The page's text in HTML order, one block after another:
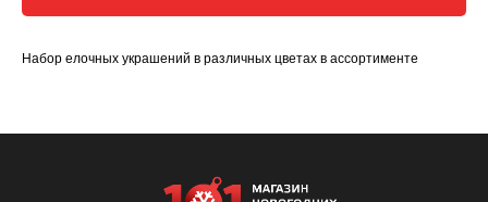
Набор елочных украшений в различных цветах в ассортименте